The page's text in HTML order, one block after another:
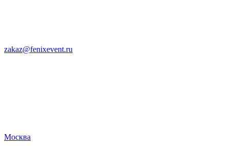
zakaz@fenixevent.ru
Москва